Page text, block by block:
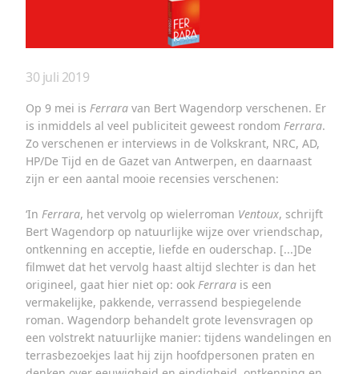
30 juli 2019
Op 9 mei is Ferrara van Bert Wagendorp verschenen. Er
is inmiddels al veel publiciteit geweest rondom Ferrara.
Zo verschenen er interviews in de Volkskrant, NRC, AD,
HP/De Tijd en de Gazet van Antwerpen, en daarnaast
zijn er een aantal mooie recensies verschenen:
‘In Ferrara, het vervolg op wielerroman Ventoux, schrijft
Bert Wagendorp op natuurlijke wijze over vriendschap,
ontkenning en acceptie, liefde en ouderschap. [...]De
filmwet dat het vervolg haast altijd slechter is dan het
origineel, gaat hier niet op: ook Ferrara is een
vermakelijke, pakkende, verrassend bespiegelende
roman. Wagendorp behandelt grote levensvragen op
een volstrekt natuurlijke manier: tijdens wandelingen en
terrasbezoekjes laat hij zijn hoofdpersonen praten en